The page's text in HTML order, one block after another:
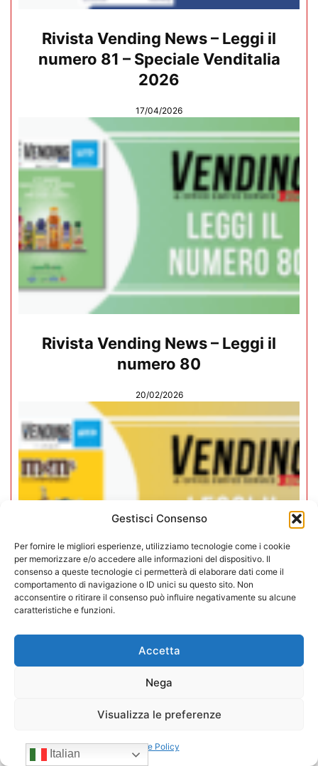
Gestisci Consenso
Per fornire le migliori esperienze, utilizziamo tecnologie come i cookie
per memorizzare e/o accedere alle informazioni del dispositivo. Il
consenso a queste tecnologie ci permetterà di elaborare dati come il
comportamento di navigazione o ID unici su questo sito. Non
acconsentire o ritirare il consenso può influire negativamente su alcune
caratteristiche e funzioni.
Accetta
Nega
Visualizza le preferenze
Cookie Policy
Rivista Vending News – Leggi il
numero 81 – Speciale Venditalia
2026
17/04/2026
Rivista Vending News – Leggi il
numero 80
20/02/2026
numero 79
16/12/2025
Italian